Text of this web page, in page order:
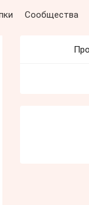
Сообщества